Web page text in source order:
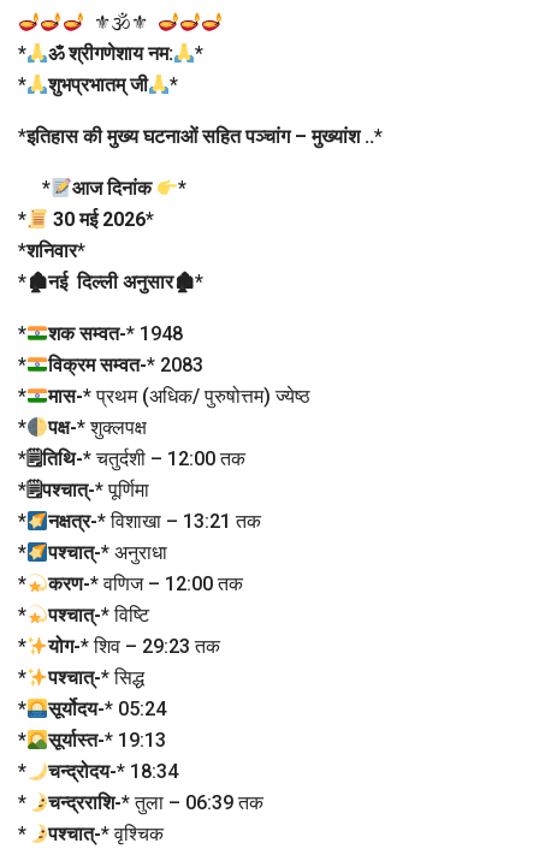
⚜🕉⚜
*
ॐ श्रीगणेशाय नम:
*
*
शुभप्रभातम् जी *
*इतिहास की मुख्य घटनाओं सहित पञ्चांग – मुख्यांश ..*
* आज दिनांक
*
*
30 मई 2026*
*शनिवार*
*🏚नई दिल्ली अनुसार🏚*
* शक सम्वत-* 1948
*
विक्रम सम्वत-* 2083
*
मास-* प्रथम (अधिक/ पुरुषोत्तम) ज्येष्ठ
*
पक्ष-* शुक्लपक्ष
*🗒तिथि-* चतुर्दशी – 12:00 तक
*🗒पश्चात्-* पूर्णिमा
*
नक्षत्र-* विशाखा – 13:21 तक
*
पश्चात्-* अनुराधा
*
करण-* वणिज – 12:00 तक
*
पश्चात्-* विष्टि
*
योग-* शिव – 29:23 तक
*
पश्चात्-* सिद्ध
*
सूर्योदय-* 05:24
*
सूर्यास्त-* 19:13
*
चन्द्रोदय-* 18:34
*
चन्द्रराशि-* तुला – 06:39 तक
*
पश्चात्-* वृश्चिक